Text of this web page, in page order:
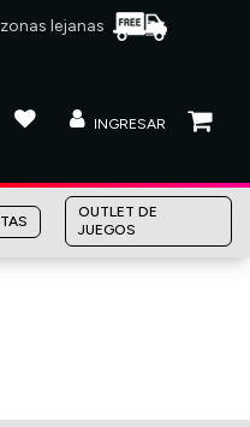
lejanas
INGRESAR
OUTLET DE
JUEGOS